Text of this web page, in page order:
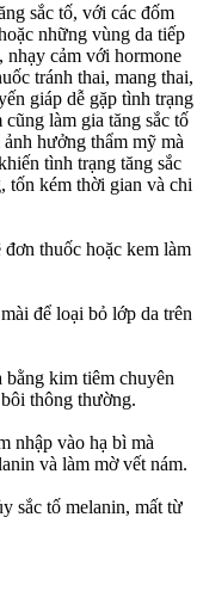
sắc tố, với các đốm
những vùng da tiếp
nhạy cảm với hormone
tránh thai, mang thai,
giáp dễ gặp tình trạng
làm gia tăng sắc tố
hưởng thẩm mỹ mà
tình trạng tăng sắc
tốn kém thời gian và chi
thuốc hoặc kem làm
để loại bỏ lớp da trên
bằng kim tiêm chuyên
thông thường.
nhập vào hạ bì mà
và làm mờ vết nám.
sắc tố melanin, mất từ